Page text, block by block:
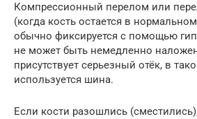
Компрессионный перелом или
(когда кость остается в
обычно фиксируется с помощью
не может быть немедленно
присутствует серьезный отёк, в
используется шина.
Если кости разошлись